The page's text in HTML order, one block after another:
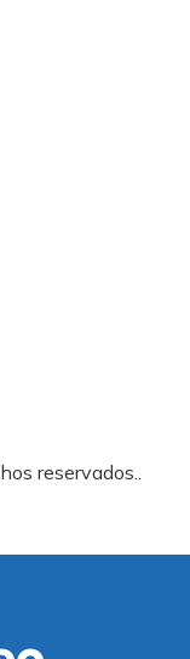
reservados..